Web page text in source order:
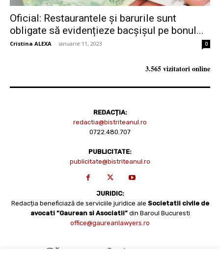
Oficial: Restaurantele și barurile sunt
obligate să evidențieze bacșișul pe bonul...
Cristina ALEXA - ianuarie 11, 2023 0
3.565 vizitatori online
REDACȚIA:
redactia@bistriteanul.ro
0722.480.707
PUBLICITATE:
publicitate@bistriteanul.ro
JURIDIC:
Redacția beneficiază de serviciile juridice ale Societatii civile de
avocati “Gaurean si Asociatii” din Baroul Bucuresti
office@gaureanlawyers.ro